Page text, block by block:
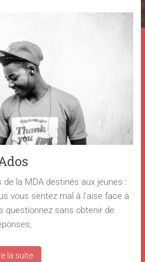
la MDA destinés aux jeunes :
vous sentez mal à l’aise face à
questionnez sans obtenir de
la suite